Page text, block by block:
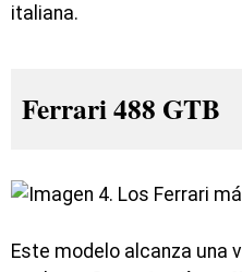
italiana.
Ferrari 488 GTB
Este modelo alcanza una